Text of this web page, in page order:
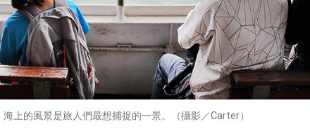
海上的風景是旅人們最想捕捉的一景。（攝影／Carter）